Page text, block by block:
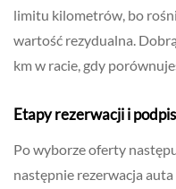
limitu kilometrów, bo
wartość rezydualna.
km w racie, gdy
Etapy rezerwacji i
Po wyborze oferty
następnie rezerwacja